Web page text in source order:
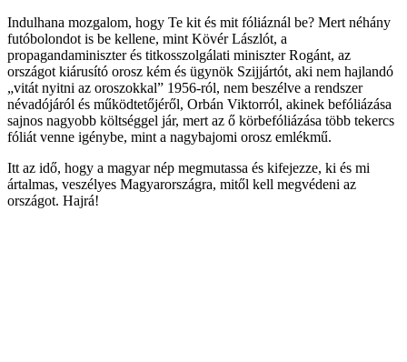
Indulhana mozgalom, hogy Te kit és mit fóliáznál be? Mert néhány
futóbolondot is be kellene, mint Kövér Lászlót, a
propagandaminiszter és titkosszolgálati miniszter Rogánt, az
országot kiárusító orosz kém és ügynök Szijjártót, aki nem hajlandó
„vitát nyitni az oroszokkal” 1956-ról, nem beszélve a rendszer
névadójáról és működtetőjéről, Orbán Viktorról, akinek befóliázása
sajnos nagyobb költséggel jár, mert az ő körbefóliázása több tekercs
fóliát venne igénybe, mint a nagybajomi orosz emlékmű.
Itt az idő, hogy a magyar nép megmutassa és kifejezze, ki és mi
ártalmas, veszélyes Magyarországra, mitől kell megvédeni az
országot. Hajrá!